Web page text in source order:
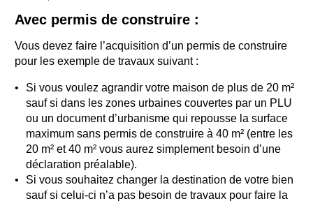
Avec permis de construire :
Vous devez faire l’acquisition d’un permis de construire
pour les exemple de travaux suivant :
Si vous voulez agrandir votre maison de plus de 20 m²
sauf si dans les zones urbaines couvertes par un PLU
ou un document d’urbanisme qui repousse la surface
maximum sans permis de construire à 40 m² (entre les
20 m² et 40 m² vous aurez simplement besoin d’une
déclaration préalable).
Si vous souhaitez changer la destination de votre bien
sauf si celui-ci n’a pas besoin de travaux pour faire la